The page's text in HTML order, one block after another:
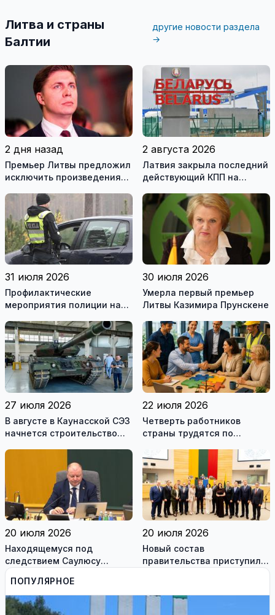
Литва и страны
Балтии
другие новости раздела
→
2 дня назад
Премьер Литвы предложил
исключить произведения
рекомендуемой
литературы
2 августа 2026
Латвия закрыла последний
действующий КПП на
31 июля 2026
Профилактические
мероприятия полиции на
30 июля 2026
Умерла первый премьер
Литвы Казимира Прунскене
27 июля 2026
В августе в Каунасской СЭЗ
начнется строительство
22 июля 2026
Четверть работников
страны трудятся по
это выгодно и
сотрудникам, и
работодателям
20 июля 2026
Находящемуся под
следствием Саулюсу
Сквернялису временно
разрешили выехать за
границу
20 июля 2026
Новый состав
правительства приступил к
ПОПУЛЯРНОЕ